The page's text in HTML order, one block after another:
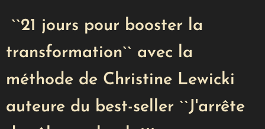
``21 jours pour booster la
transformation`` avec la
méthode de Christine Lewicki
auteure du best-seller ``J'arrête